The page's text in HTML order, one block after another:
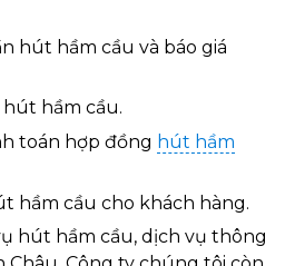
hút hầm cầu và báo giá
hút hầm cầu.
toán hợp đồng hút hầm
hầm cầu cho khách hàng.
hút hầm cầu, dịch vụ thông